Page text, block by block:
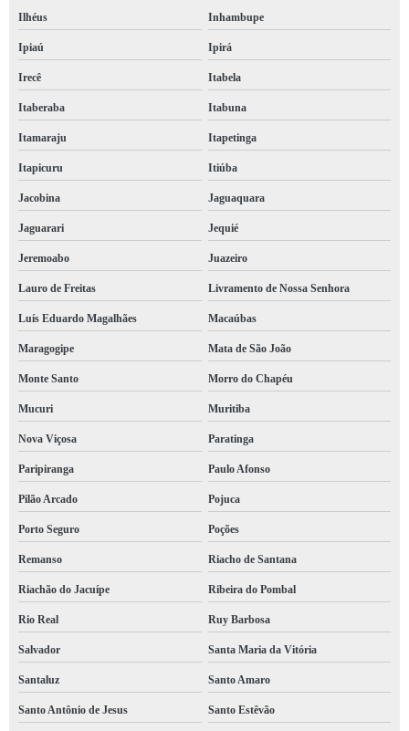
brigada de emergência contratar Teixeira de Freitas
brigada incêndios Federação
serviço de brigada bombeiro Sento Sé
brigada de primeiros socorros contratar Livramento de Nossa Senhora
serviço de brigada de incêndio em condomínio Lauro de Freitas
empresa de brigada contra incêndio Catu
brigada incêndios contratar Federação
brigada de incêndio Ruy Barbosa
empresa de brigada contra incêndio Feira de Santana
brigada de combate a incêndio contratar Remanso
brigada contra incêndio Itapetinga
brigada de incêndio em condomínio Itabela
brigada contra incêndio contratar Muritiba
serviço de brigada incêndio Caminho das Árvores
brigada de bombeiros contratar Canavieiras
brigada de combate a incêndio contratar Cruz das Almas
serviço de brigada de bombeiros Ribeira
brigada incêndios preço Irecê
brigada de incêndios Cansanção
Ilhéus Inhambupe
Ipiaú Ipirá
Irecê Itabela
Itaberaba Itabuna
Itamaraju Itapetinga
Itapicuru Itiúba
Jacobina Jaguaquara
Jaguarari Jequié
Jeremoabo Juazeiro
Lauro de Freitas Livramento de Nossa Senhora
Luís Eduardo Magalhães Macaúbas
Maragogipe Mata de São João
Monte Santo Morro do Chapéu
Mucuri Muritiba
Nova Viçosa Paratinga
Paripiranga Paulo Afonso
Pilão Arcado Pojuca
Porto Seguro Poções
Remanso Riacho de Santana
Riachão do Jacuípe Ribeira do Pombal
Rio Real Ruy Barbosa
Salvador Santa Maria da Vitória
Santaluz Santo Amaro
Santo Antônio de Jesus Santo Estêvão